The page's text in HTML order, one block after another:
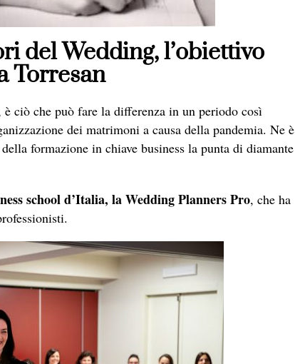
del Wedding, l’obiettivo
Torresan
ciò che può fare la differenza in un periodo così
dei matrimoni a causa della pandemia. Ne è
formazione in chiave business la punta di diamante
school d’Italia, la Wedding Planners Pro, che ha